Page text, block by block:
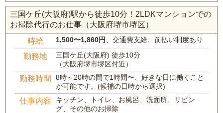
三国ケ丘(大阪府)駅から徒歩10分！2LDKマンションでの
お掃除代行のお仕事（大阪府堺市堺区）
時給 1,500〜1,860円 、交通費支給、前払い制度あり
勤務地
三国ケ丘(大阪府) 徒歩10分
（大阪府堺市堺区付近）
勤務時間
8時～20時の間で1時間〜、好きな日に働くこと
が可能です。(候補の日時から選択)
仕事内容
キッチン、トイレ、お風呂、洗面所、リビン
グ、その他のお掃除